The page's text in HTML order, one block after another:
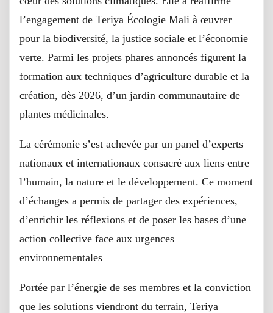
l’engagement de Teriya Écologie Mali à œuvrer
pour la biodiversité, la justice sociale et l’économie
verte. Parmi les projets phares annoncés figurent la
formation aux techniques d’agriculture durable et la
création, dès 2026, d’un jardin communautaire de
plantes médicinales.
La cérémonie s’est achevée par un panel d’experts
nationaux et internationaux consacré aux liens entre
l’humain, la nature et le développement. Ce moment
d’échanges a permis de partager des expériences,
d’enrichir les réflexions et de poser les bases d’une
action collective face aux urgences
environnementales
Portée par l’énergie de ses membres et la conviction
que les solutions viendront du terrain, Teriya